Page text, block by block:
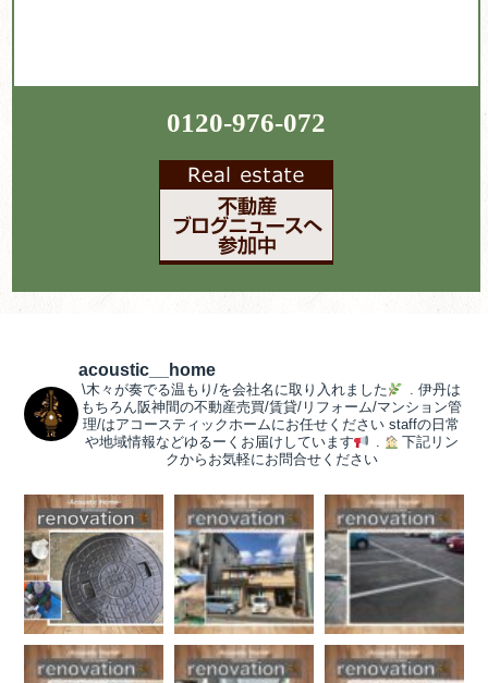
0120-976-072
acoustic__home
\木々が奏でる温もり/を会社名に取り入れました . 伊丹は
もちろん阪神間の不動産売買/賃貸/リフォーム/マンション管
理/はアコースティックホームにお任せください staffの日常
や地域情報などゆるーくお届けしています
.
下記リン
クからお気軽にお問合せください